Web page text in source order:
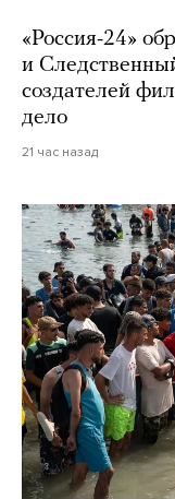
«Россия-24»
и
создателей
дело
21 час назад